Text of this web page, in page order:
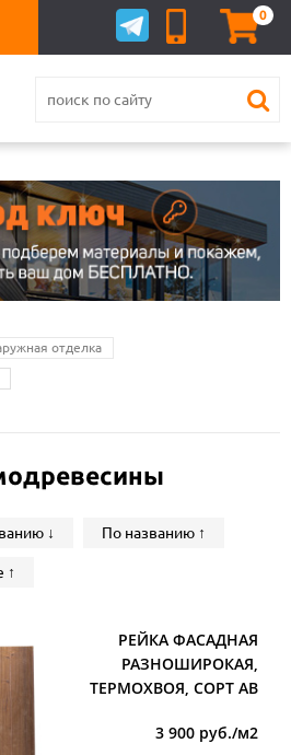
0
отделка
↓ По названию ↑
↑
РЕЙКА ФАСАДНАЯ
РАЗНОШИРОКАЯ,
ТЕРМОХВОЯ, СОРТ АВ
3 900 руб./м2